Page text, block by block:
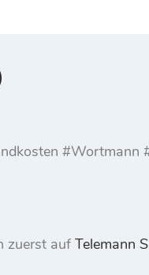
#Wortmann
zuerst aufTelemann